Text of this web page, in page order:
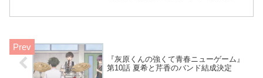
『灰原くんの強くて青春ニューゲーム』
第10話 夏希と芹香のバンド結成決定